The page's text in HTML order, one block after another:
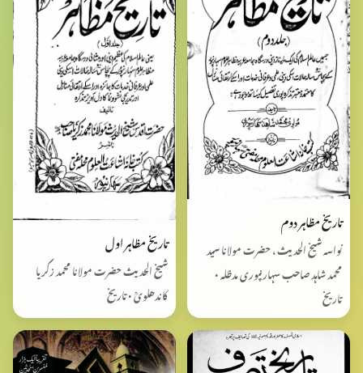
تاریخ مظاہر دوم
نواسہ شیخ الحدیث ، حضرت مولانا سید
محمد شاہد صاحب سہارنپوری مدظلہ •
تاریخ
تاریخ مظاہر اول
شیخ الحدیث حضرت مولانا محمد زکریا
کاندھلویؒ • تاریخ